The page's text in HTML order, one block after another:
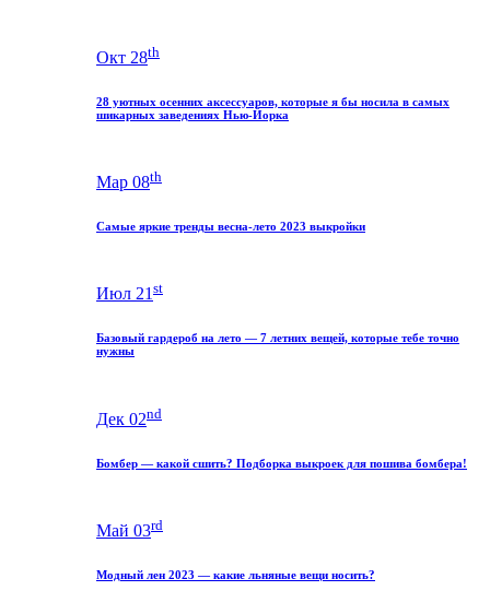
Окт 28th
28 уютных осенних аксессуаров, которые я бы носила в самых
шикарных заведениях Нью-Йорка
Мар 08th
Самые яркие тренды весна-лето 2023 выкройки
Июл 21 st
Базовый гардероб на лето — 7 летних вещей, которые тебе точно
нужны
Дек 02nd
Бомбер — какой сшить? Подборка выкроек для пошива бомбера!
Май 03rd
Модный лен 2023 — какие льняные вещи носить?